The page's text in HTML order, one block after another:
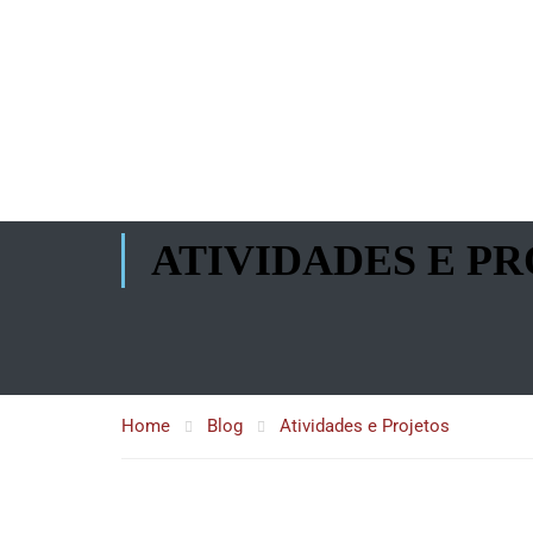
ATIVIDADES E
Home Blog Atividades e Projetos